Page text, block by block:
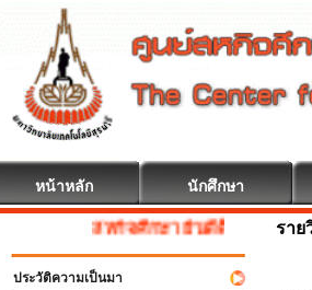
หน้าหลัก นักศึกษา
สหกิจศึกษา ยินดีต้อนรับ
ประวัติความเป็นมา
ราย